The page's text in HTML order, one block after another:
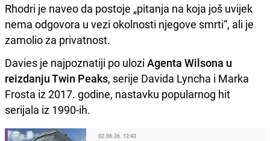
Rhodri je naveo da postoje „pitanja na koja još uvijek
nema odgovora u vezi okolnosti njegove smrti“, ali je
zamolio za privatnost.
Davies je najpoznatiji po ulozi Agenta Wilsona u
reizdanju Twin Peaks, serije Davida Lyncha i Marka
Frosta iz 2017. godine, nastavku popularnog hit
serijala iz 1990-ih.
02.06.26. 12:43